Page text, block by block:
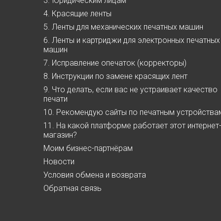
4. Красящие ленты
5. Ленты для механических печатных машин
6. Ленты и картриджи для электронных печатных
машин
7. Исправление опечаток (корректоры)
8. Инструкции по замене красящих лент
9. Что делать, если вас не устраивает качество
печати
10. Рекомендую сайты по печатным
11. На какой платформе работает этот интернет-
магазин?
Моим бизнес-партнёрам
Новости
Условия обмена и возврата
Обратная связь